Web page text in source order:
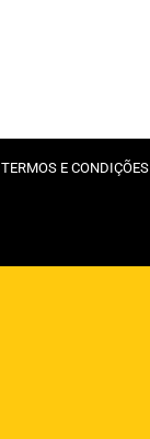
TERMOS E CONDIÇÕES